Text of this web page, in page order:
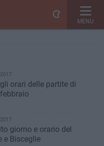
MENU
orari delle partite di
giorno e orario del
e Bisceglie